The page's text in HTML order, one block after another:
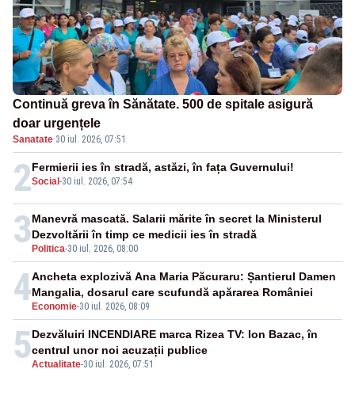
Continuă greva în Sănătate. 500 de spitale asigură
doar urgențele
Sanatate·30 iul. 2026, 07:51
2Social -30 iul. 2026, 07:54
Fermierii ies în stradă, astăzi, în fața Guvernului!
3 Politica-30 iul. 2026, 08:00
Manevră mascată. Salarii mărite în secret la Ministerul
Dezvoltării în timp ce medicii ies în stradă
4 Economie-30 iul. 2026, 08:09
Ancheta explozivă Ana Maria Păcuraru: Șantierul Damen
Mangalia, dosarul care scufundă apărarea României
5Actualitate-30 iul. 2026, 07:51
Dezvăluiri INCENDIARE marca Rizea TV: Ion Bazac, în
centrul unor noi acuzații publice